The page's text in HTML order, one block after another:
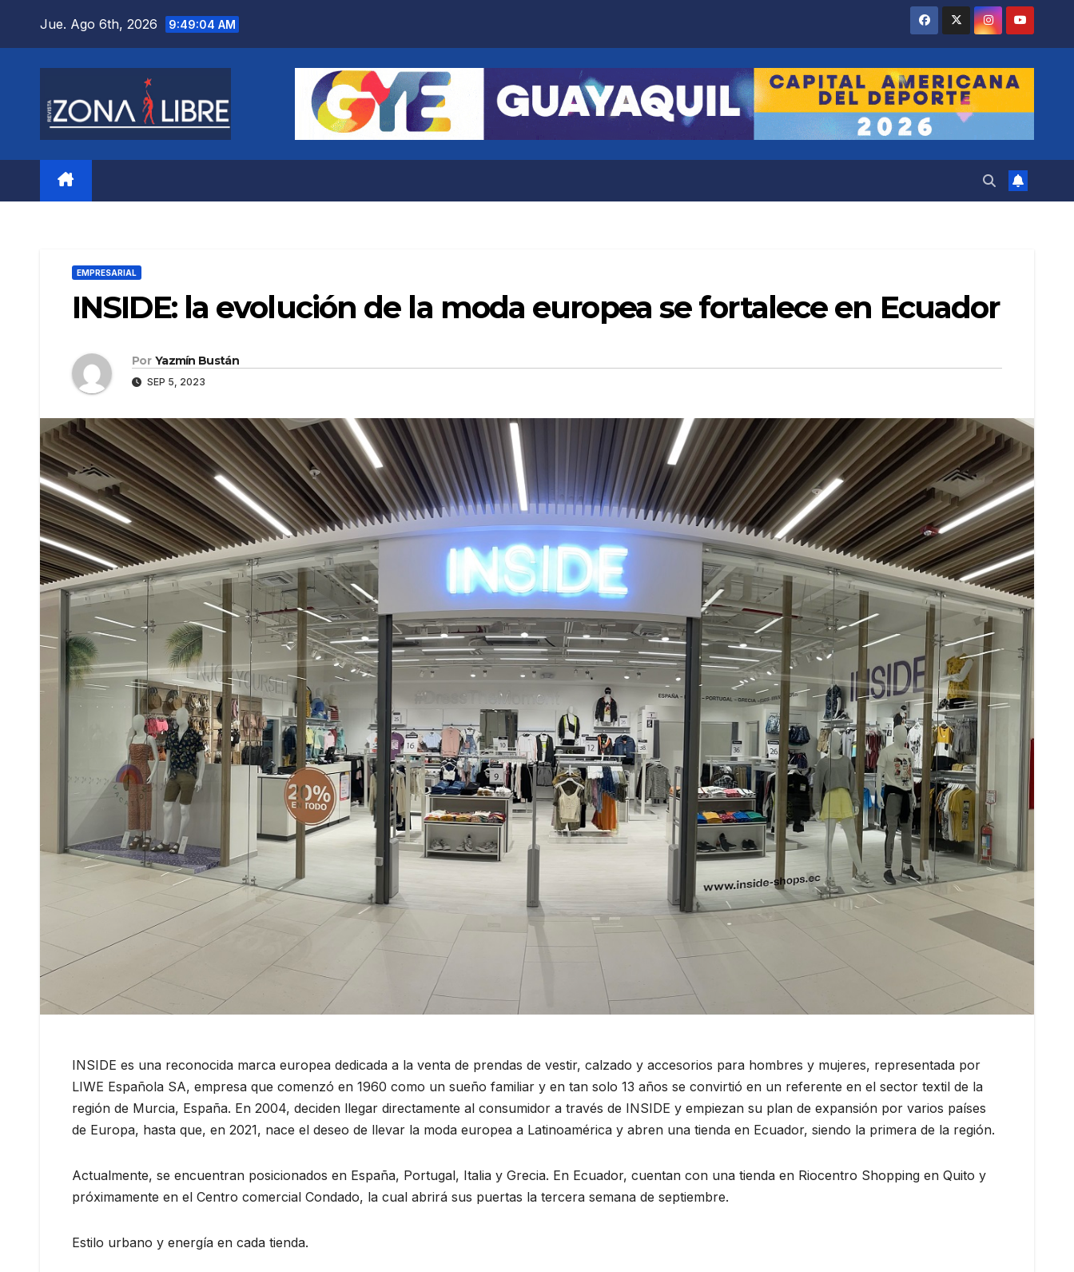
Jue. Ago 6th, 2026 9:49:05 AM
EMPRESARIAL
INSIDE: la evolución de la moda europea se fortalece en Ecuador
Por Yazmín Bustán
SEP 5, 2023
INSIDE es una reconocida marca europea dedicada a la venta de prendas de vestir, calzado y accesorios para hombres y mujeres, representada por
LIWE Española SA, empresa que comenzó en 1960 como un sueño familiar y en tan solo 13 años se convirtió en un referente en el sector textil de la
región de Murcia, España. En 2004, deciden llegar directamente al consumidor a través de INSIDE y empiezan su plan de expansión por varios países
de Europa, hasta que, en 2021, nace el deseo de llevar la moda europea a Latinoamérica y abren una tienda en Ecuador, siendo la primera de la región.
Actualmente, se encuentran posicionados en España, Portugal, Italia y Grecia. En Ecuador, cuentan con una tienda en Riocentro Shopping en Quito y
próximamente en el Centro comercial Condado, la cual abrirá sus puertas la tercera semana de septiembre.
Estilo urbano y energía en cada tienda.